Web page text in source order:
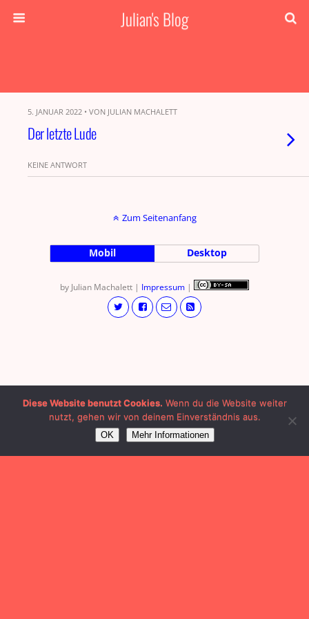
Julian's Blog
5. JANUAR 2022 • VON JULIAN MACHALETT
Der letzte Lude
KEINE ANTWORT
Zum Seitenanfang
Mobil Desktop
by Julian Machalett | Impressum |
Diese Website benutzt Cookies. Wenn du die Website weiter
nutzt, gehen wir von deinem Einverständnis aus.
OK Mehr Informationen